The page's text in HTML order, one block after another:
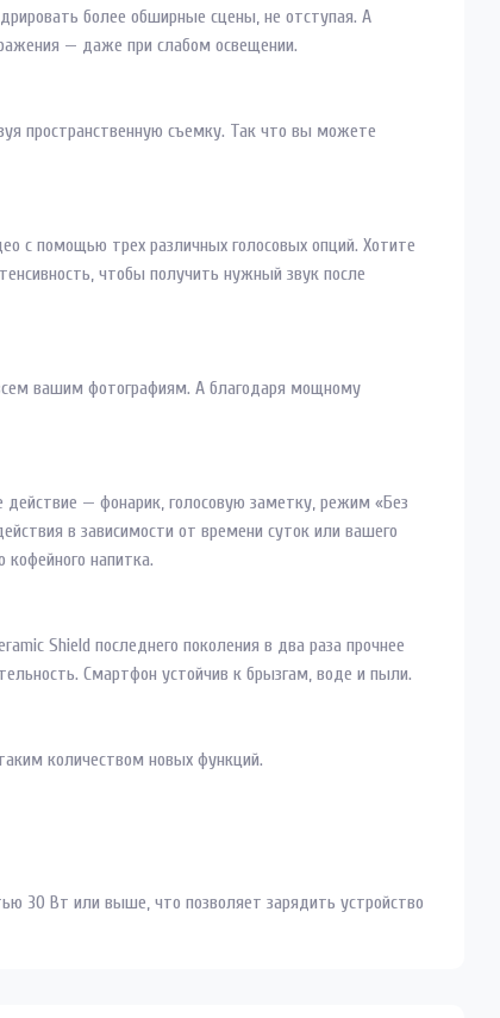
более обширные сцены, не отступая. А
— даже при слабом освещении.
пространственную съемку. Так что вы можете
с помощью трех различных голосовых опций. Хотите
чтобы получить нужный звук после
вашим фотографиям. А благодаря мощному
— фонарик, голосовую заметку, режим «Без
в зависимости от времени суток или вашего
напитка.
Shield последнего поколения в два раза прочнее
Смартфон устойчив к брызгам, воде и пыли.
количеством новых функций.
30 Вт или выше, что позволяет зарядить устройство